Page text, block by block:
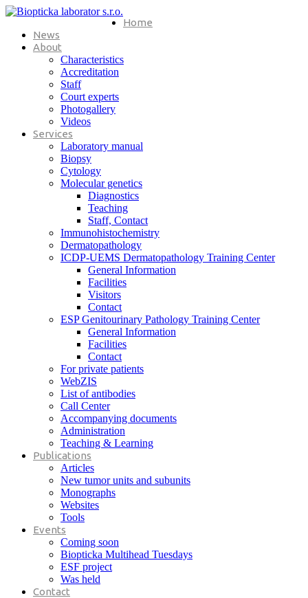
Home
News
About
Characteristics
Accreditation
Staff
Court experts
Photogallery
Videos
Services
Laboratory manual
Biopsy
Cytology
Molecular genetics
Diagnostics
Teaching
Staff, Contact
Immunohistochemistry
Dermatopathology
ICDP-UEMS Dermatopathology Training Center
General Information
Facilities
Visitors
Contact
ESP Genitourinary Pathology Training Center
General Information
Facilities
Contact
For private patients
WebZIS
List of antibodies
Call Center
Accompanying documents
Administration
Teaching & Learning
Publications
Articles
New tumor units and subunits
Monographs
Websites
Tools
Events
Coming soon
Biopticka Multihead Tuesdays
ESF project
Was held
Contact